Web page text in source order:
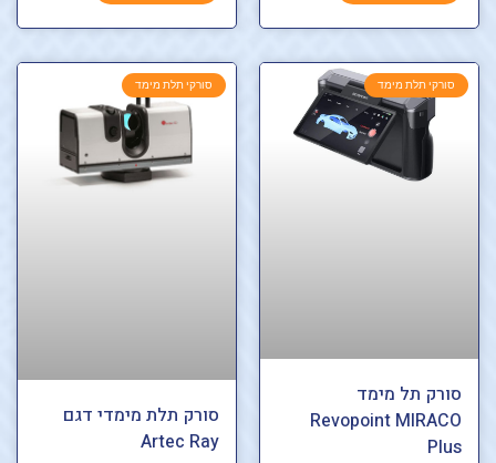
סורקי תלת מימד
סורק תל מימד
Revopoint MIRACO
Plus
סורקי תלת מימד
סורק תלת מימדי דגם
Artec Ray